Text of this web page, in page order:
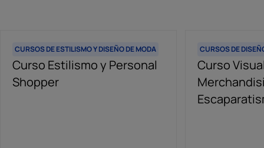
CURSOS DE ESTILISMO Y DISEÑO DE MODA
Curso Estilismo y Personal
Shopper
CURSOS DE
Curso